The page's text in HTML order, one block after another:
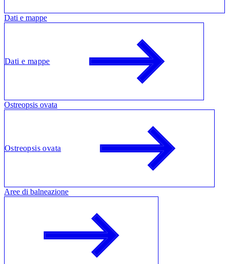
Dati e mappe
Dati e mappe
Ostreopsis ovata
Ostreopsis ovata
Aree di balneazione